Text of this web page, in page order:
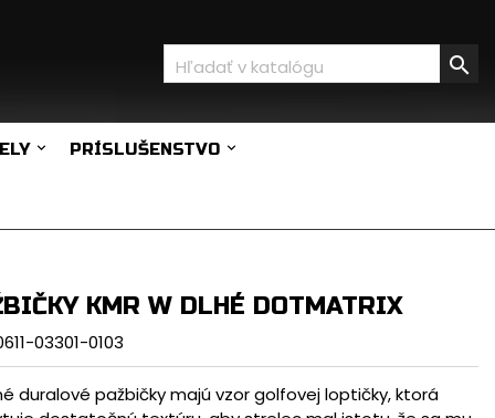

PRÍSLUŠENSTVO
KMR W DLHÉ DOTMATRIX
03301-0103
duralové pažbičky majú vzor golfovej loptičky, ktorá